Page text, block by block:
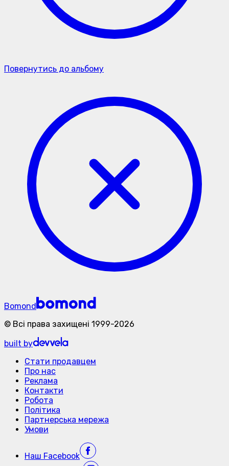
Повернутись до альбому
Bomond
© Всі права захищені 1999-2026
built by
Стати продавцем
Про нас
Реклама
Контакти
Робота
Політика
Партнерська мережа
Умови
Наш Facebook